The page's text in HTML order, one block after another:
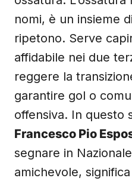
nomi, è un insieme
ripetono. Serve
affidabile nei due
reggere la
garantire gol o
offensiva. In questo
Francesco Pio
segnare in
amichevole,